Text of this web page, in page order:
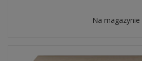
Na magazynie